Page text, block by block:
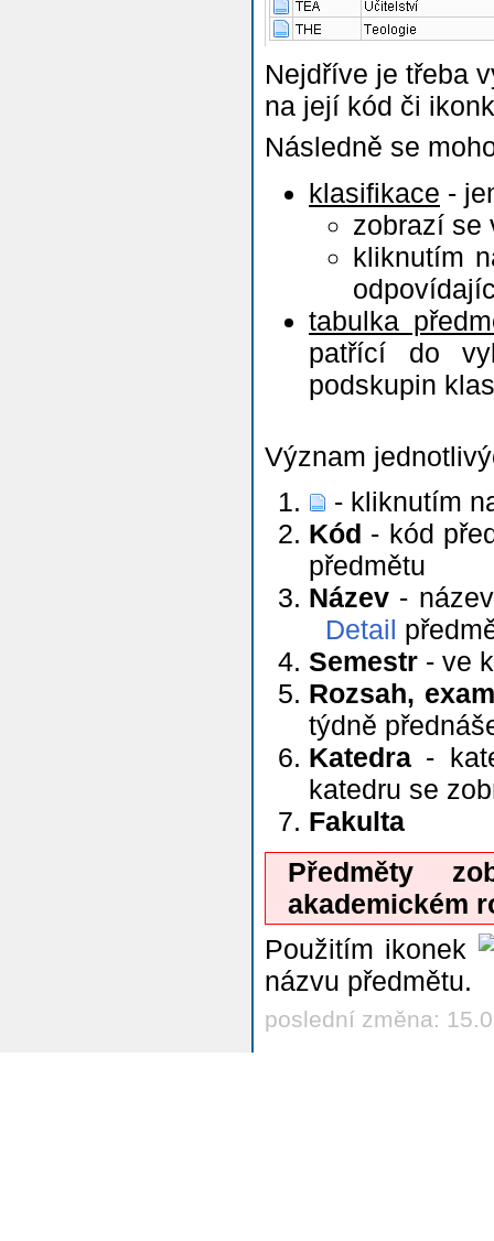
Nejdříve je třeba
na její kód či
Následně se
klasifikace -
zobrazí se
kliknutím
tabulka
patřící do
podskupin
Význam
- kliknutím
Kód - kód
předmětu
Název -
Detail
Semestr - ve
Rozsah,
týdně
Katedra -
katedru se
Fakulta
Předměty
akademickém
Použitím ikonek
názvu předmětu.
poslední změna: